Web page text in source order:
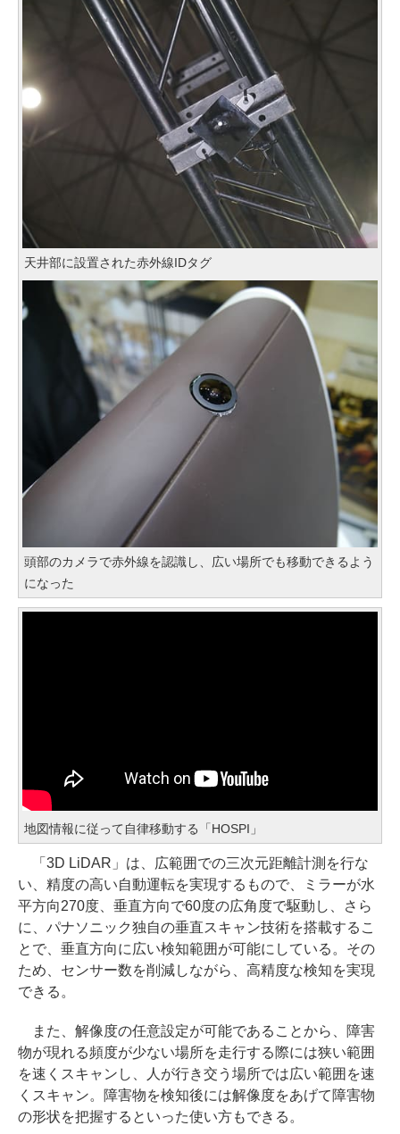
天井部に設置された赤外線IDタグ
頭部のカメラで赤外線を認識し、広い場所でも移動できるよう
になった
地図情報に従って自律移動する「HOSPI」
「3D LiDAR」は、広範囲での三次元距離計測を行な
い、精度の高い自動運転を実現するもので、ミラーが水
平方向270度、垂直方向で60度の広角度で駆動し、さら
に、パナソニック独自の垂直スキャン技術を搭載するこ
とで、垂直方向に広い検知範囲が可能にしている。その
ため、センサー数を削減しながら、高精度な検知を実現
できる。
また、解像度の任意設定が可能であることから、障害
物が現れる頻度が少ない場所を走行する際には狭い範囲
を速くスキャンし、人が行き交う場所では広い範囲を速
くスキャン。障害物を検知後には解像度をあげて障害物
の形状を把握するといった使い方もできる。